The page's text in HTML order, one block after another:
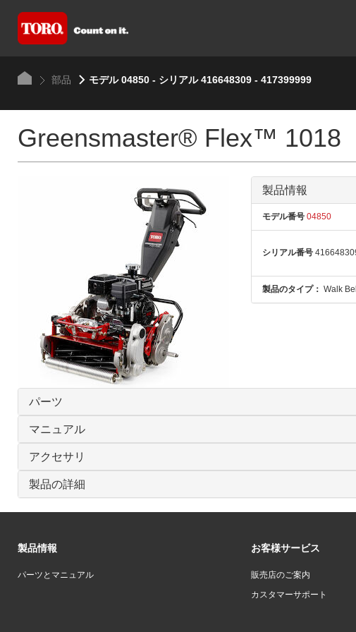
部品 モデル 04850 - シリアル 416648309 - 417399999
Greensmaster® Flex™ 1018
製品情報
モデル番号04850
シリアル番号
製品のタイプ： Walk
パーツ
マニュアル
アクセサリ
製品の詳細
製品情報
パーツとマニュアル
お客様サービス
販売店のご案内
カスタマーサポート